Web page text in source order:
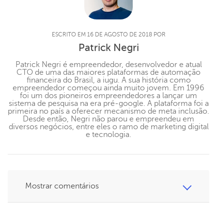
ESCRITO EM 16 DE AGOSTO DE 2018 POR
Patrick Negri
Patrick Negri é empreendedor, desenvolvedor e atual
CTO de uma das maiores plataformas de automação
financeira do Brasil, a iugu. A sua história como
empreendedor começou ainda muito jovem. Em 1996
foi um dos pioneiros empreendedores a lançar um
sistema de pesquisa na era pré-google. A plataforma foi a
primeira no país a oferecer mecanismo de meta inclusão.
Desde então, Negri não parou e empreendeu em
diversos negócios, entre eles o ramo de marketing digital
e tecnologia.
Mostrar comentários